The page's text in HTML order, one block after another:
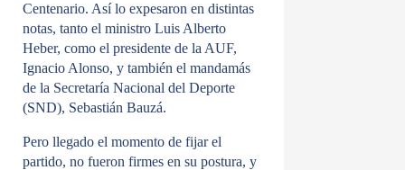
Centenario. Así lo expesaron en distintas
notas, tanto el ministro Luis Alberto
Heber, como el presidente de la AUF,
Ignacio Alonso, y también el mandamás
de la Secretaría Nacional del Deporte
(SND), Sebastián Bauzá.
Pero llegado el momento de fijar el
partido, no fueron firmes en su postura, y